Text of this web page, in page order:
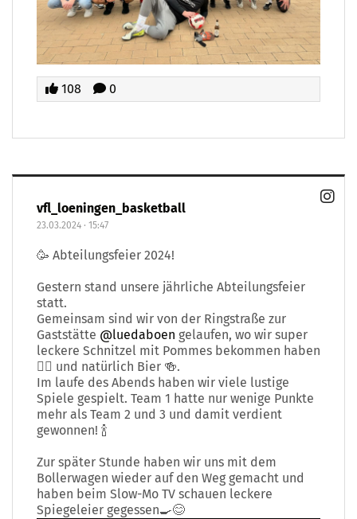
108 0
vfl_loeningen_basketball
23.03.2024 · 15:47
🥳 Abteilungsfeier 2024!
Gestern stand unsere jährliche Abteilungsfeier
statt.
Gemeinsam sind wir von der Ringstraße zur
Gaststätte @luedaboen gelaufen, wo wir super
leckere Schnitzel mit Pommes bekommen haben
☝🏽 und natürlich Bier 🍻.
Im laufe des Abends haben wir viele lustige
Spiele gespielt. Team 1 hatte nur wenige Punkte
mehr als Team 2 und 3 und damit verdient
gewonnen! 🍾
Zur später Stunde haben wir uns mit dem
Bollerwagen wieder auf den Weg gemacht und
haben beim Slow-Mo TV schauen leckere
Spiegeleier gegessen🍳😊